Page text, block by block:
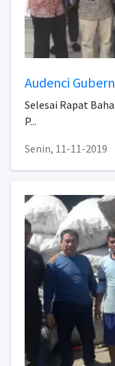
Audenci
Selesai Rapat
P...
Senin, 11-11-2019